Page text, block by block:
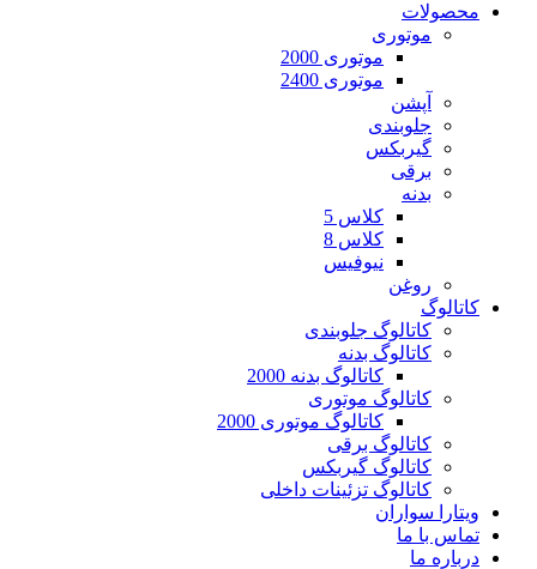
محصولات
موتوری
موتوری 2000
موتوری 2400
آپشن
جلوبندی
گیربکس
برقی
بدنه
کلاس 5
کلاس 8
نیوفیس
روغن
کاتالوگ
کاتالوگ جلوبندی
کاتالوگ بدنه
کاتالوگ بدنه 2000
کاتالوگ موتوری
کاتالوگ موتوری 2000
کاتالوگ برقی
کاتالوگ گیربکس
کاتالوگ تزئینات داخلی
ویتارا سواران
تماس با ما
درباره ما